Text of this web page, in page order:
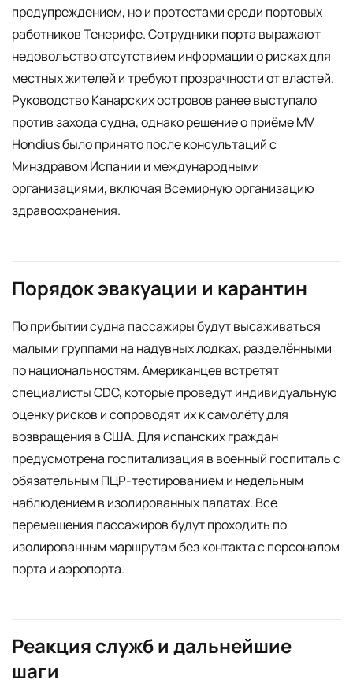
предупреждением, но и протестами среди портовых
работников Тенерифе. Сотрудники порта выражают
недовольство отсутствием информации о рисках для
местных жителей и требуют прозрачности от властей.
Руководство Канарских островов ранее выступало
против захода судна, однако решение о приёме MV
Hondius было принято после консультаций с
Минздравом Испании и международными
организациями, включая Всемирную организацию
здравоохранения.
Порядок эвакуации и карантин
По прибытии судна пассажиры будут высаживаться
малыми группами на надувных лодках, разделёнными
по национальностям. Американцев встретят
специалисты CDC, которые проведут индивидуальную
оценку рисков и сопроводят их к самолёту для
возвращения в США. Для испанских граждан
предусмотрена госпитализация в военный госпиталь с
обязательным ПЦР-тестированием и недельным
наблюдением в изолированных палатах. Все
перемещения пассажиров будут проходить по
изолированным маршрутам без контакта с персоналом
порта и аэропорта.
Реакция служб и дальнейшие
шаги